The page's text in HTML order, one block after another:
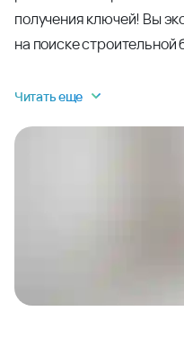
получения ключей! Вы
на поиске строительной
Читать еще